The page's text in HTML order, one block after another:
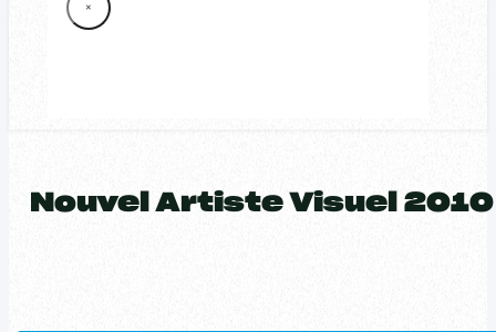
×
Nouvel Artiste Visuel 2010